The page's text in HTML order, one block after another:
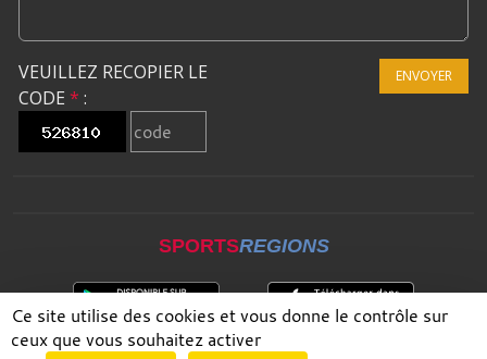
VEUILLEZ RECOPIER LE
CODE * :
ENVOYER
SPORTSREGIONS
Ce site utilise des cookies et vous donne le contrôle sur
ceux que vous souhaitez activer